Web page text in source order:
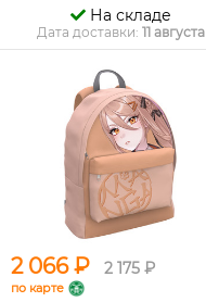
На складе
Дата доставки: 11 августа
2 066 ₽ 2 175 ₽
по карте